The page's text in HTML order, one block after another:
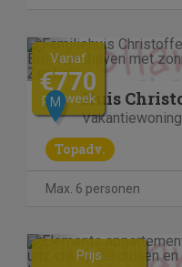
Previous
Vanaf
€770
per week
M
Vakantiewoning
Topadv.
Max. 6 personen
Previous
Prijs